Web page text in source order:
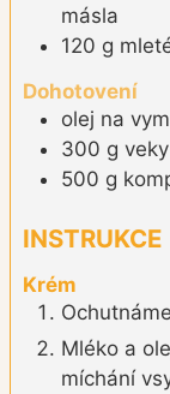
másla
120 g
Dohotovení
olej na
300 g
500 g
INSTRUKCE
Krém
Mléko a
míchání